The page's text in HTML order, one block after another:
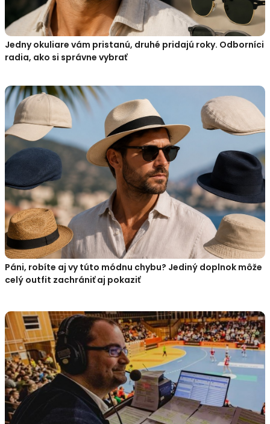
Jedny okuliare vám pristanú, druhé pridajú roky. Odborníci
radia, ako si správne vybrať
Páni, robíte aj vy túto módnu chybu? Jediný doplnok môže
celý outfit zachrániť aj pokaziť